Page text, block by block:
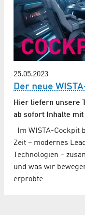
25.05.2023
Der neue
Hier liefern unsere
ab sofort Inhalte mit
Im WISTA-Cockpit
Zeit – modernes
Technologien –
und was wir
erprobte…